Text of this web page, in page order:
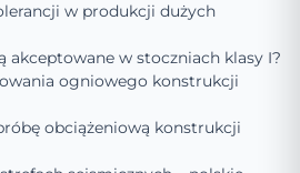
w produkcji dużych
akceptowane w stoczniach klasy I?
ogniowego konstrukcji
obciążeniową konstrukcji